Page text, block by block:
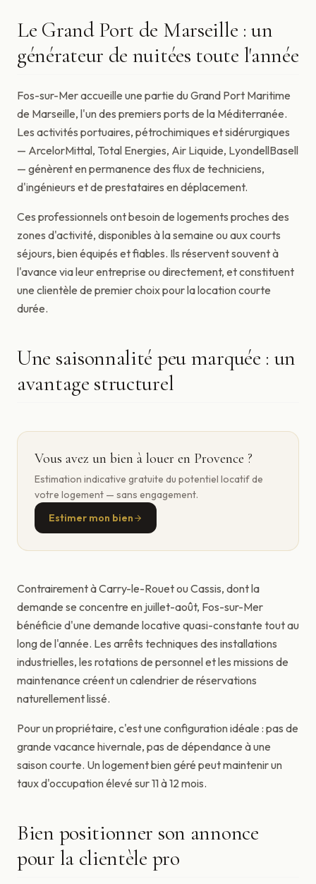
Le Grand Port de Marseille : un
générateur de nuitées toute l'année
Fos-sur-Mer accueille une partie du Grand Port Maritime
de Marseille, l'un des premiers ports de la Méditerranée.
Les activités portuaires, pétrochimiques et sidérurgiques
— ArcelorMittal, Total Energies, Air Liquide, LyondellBasell
— génèrent en permanence des flux de techniciens,
d'ingénieurs et de prestataires en déplacement.
Ces professionnels ont besoin de logements proches des
zones d'activité, disponibles à la semaine ou aux courts
séjours, bien équipés et fiables. Ils réservent souvent à
l'avance via leur entreprise ou directement, et constituent
une clientèle de premier choix pour la location courte
durée.
Une saisonnalité peu marquée : un
avantage structurel
Vous avez un bien à louer en Provence ?
Estimation indicative gratuite du potentiel locatif de
votre logement — sans engagement.
Estimer mon bien
Contrairement à Carry-le-Rouet ou Cassis, dont la
demande se concentre en juillet-août, Fos-sur-Mer
bénéficie d'une demande locative quasi-constante tout au
long de l'année. Les arrêts techniques des installations
industrielles, les rotations de personnel et les missions de
maintenance créent un calendrier de réservations
naturellement lissé.
Pour un propriétaire, c'est une configuration idéale : pas de
grande vacance hivernale, pas de dépendance à une
saison courte. Un logement bien géré peut maintenir un
taux d'occupation élevé sur 11 à 12 mois.
Bien positionner son annonce
pour la clientèle pro